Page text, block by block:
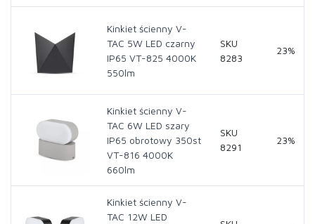
Kinkiet ścienny V-
TAC 5W LED czarny
IP65 VT-825 4000K
550lm
SKU
8283
23%
Kinkiet ścienny V-
TAC 6W LED szary
IP65 obrotowy 350st
VT-816 4000K
660lm
SKU
8291
23%
Kinkiet ścienny V-
TAC 12W LED